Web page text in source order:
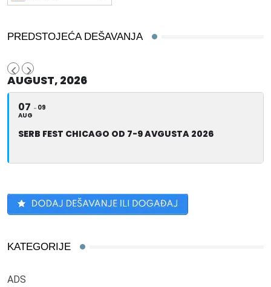
PREDSTOJEĆA DEŠAVANJA
AUGUST, 2026
07
AUG
09
SERB FEST CHICAGO OD 7-9 AVGUSTA 2026
KATEGORIJE
ADS